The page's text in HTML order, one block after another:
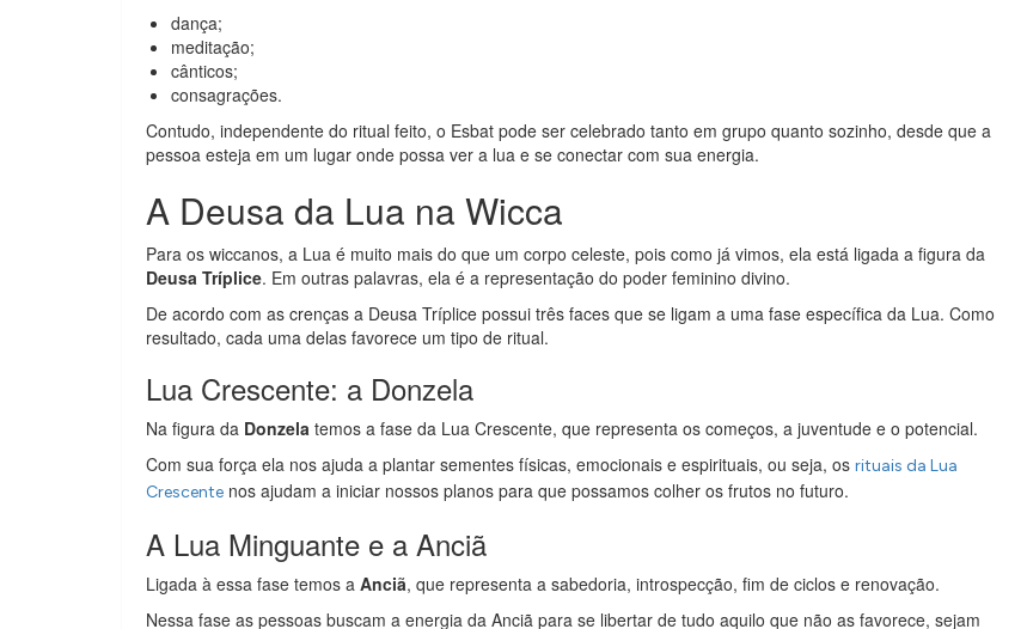
dança;
meditação;
cânticos;
consagrações.
Contudo, independente do ritual feito, o Esbat pode ser celebrado tanto em grupo quanto sozinho, desde que a
pessoa esteja em um lugar onde possa ver a lua e se conectar com sua energia.
A Deusa da Lua na Wicca
Para os wiccanos, a Lua é muito mais do que um corpo celeste, pois como já vimos, ela está ligada a figura da
Deusa Tríplice. Em outras palavras, ela é a representação do poder feminino divino.
De acordo com as crenças a Deusa Tríplice possui três faces que se ligam a uma fase específica da Lua. Como
resultado, cada uma delas favorece um tipo de ritual.
Lua Crescente: a Donzela
Na figura da Donzela temos a fase da Lua Crescente, que representa os começos, a juventude e o potencial.
Com sua força ela nos ajuda a plantar sementes físicas, emocionais e espirituais, ou seja, os rituais da Lua
Crescente nos ajudam a iniciar nossos planos para que possamos colher os frutos no futuro.
A Lua Minguante e a Anciã
Ligada à essa fase temos a Anciã, que representa a sabedoria, introspecção, fim de ciclos e renovação.
Nessa fase as pessoas buscam a energia da Anciã para se libertar de tudo aquilo que não as favorece, sejam